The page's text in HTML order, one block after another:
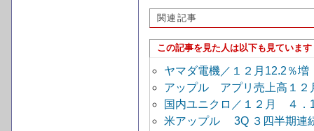
関連記事
この記事を見た人は以下も見ています
ヤマダ電機／１２月12.2％
アップル アプリ売上高１２
国内ユニクロ／１２月 ４
米アップル 3Q ３四半期連